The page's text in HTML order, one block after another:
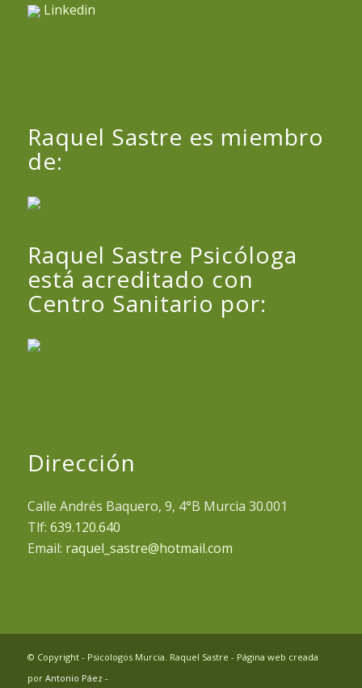
Linkedin
Raquel Sastre es miembro
de:
Raquel Sastre Psicóloga
está acreditado con
Centro Sanitario por:
Dirección
Calle Andrés Baquero, 9, 4°B Murcia 30.001
Tlf: 639.120.640
Email: raquel_sastre@hotmail.com
© Copyright - Psicologos Murcia. Raquel Sastre - Página web creada
por Antonio Páez -